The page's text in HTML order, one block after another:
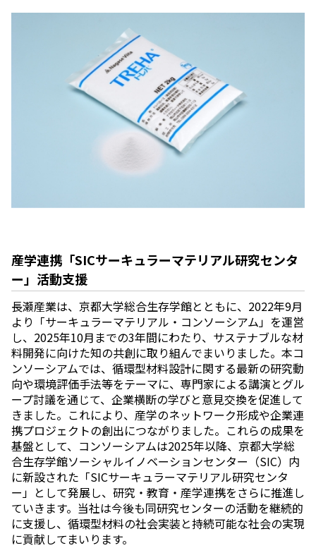
産学連携「SICサーキュラーマテリアル研究センタ
ー」活動支援
長瀬産業は、京都大学総合生存学館とともに、2022年9月
より「サーキュラーマテリアル・コンソーシアム」を運営
し、2025年10月までの3年間にわたり、サステナブルな材
料開発に向けた知の共創に取り組んでまいりました。本コ
ンソーシアムでは、循環型材料設計に関する最新の研究動
向や環境評価手法等をテーマに、専門家による講演とグル
ープ討議を通じて、企業横断の学びと意見交換を促進して
きました。これにより、産学のネットワーク形成や企業連
携プロジェクトの創出につながりました。これらの成果を
基盤として、コンソーシアムは2025年以降、京都大学総
合生存学館ソーシャルイノベーションセンター（SIC）内
に新設された「SICサーキュラーマテリアル研究センタ
ー」として発展し、研究・教育・産学連携をさらに推進し
ていきます。当社は今後も同研究センターの活動を継続的
に支援し、循環型材料の社会実装と持続可能な社会の実現
に貢献してまいります。